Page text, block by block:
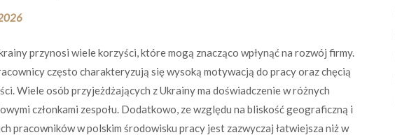
przynosi wiele korzyści, które mogą znacząco wpłynąć na rozwój firmy.
często charakteryzują się wysoką motywacją do pracy oraz chęcią
Wiele osób przyjeżdżających z Ukrainy ma doświadczenie w różnych
członkami zespołu. Dodatkowo, ze względu na bliskość geograficzną i
pracowników w polskim środowisku pracy jest zazwyczaj łatwiejsza niż w